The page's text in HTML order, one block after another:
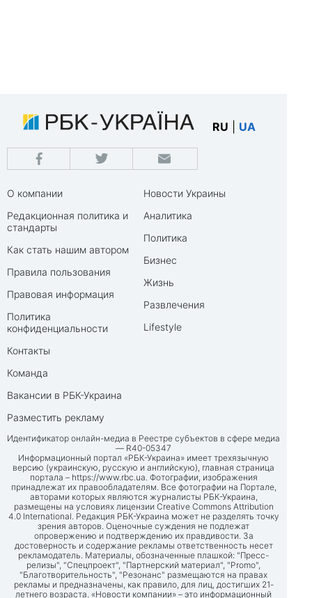
RU UA
О компании
Редакционная политика и
стандарты
Как стать нашим автором
Правила пользования
Правовая информация
Политика
конфиденциальности
Контакты
Команда
Вакансии в РБК-Украина
Разместить рекламу
Новости Украины
Аналитика
Политика
Бизнес
Жизнь
Развлечения
Lifestyle
Идентификатор онлайн-медиа в Реестре субъектов в сфере медиа
— R40-05347
Информационный портал «РБК-Украина» имеет трехязычную
версию (украинскую, русскую и английскую), главная страница
портала – https://www.rbc.ua. Фотографии, изображения
принадлежат их правообладателям. Все фотографии на Портале,
авторами которых являются журналисты РБК-Украина,
размещены на условиях лицензии Creative Commons Attribution
4.0 International. Редакция РБК-Украина может не разделять точку
зрения авторов. Оценочные суждения не подлежат
опровержению и подтверждению их правдивости. За
достоверность и содержание рекламы ответственность несет
рекламодатель. Материалы, обозначенные плашкой: "Пресс-
релизы", "Спецпроект", "Партнерский материал", "Promo",
"Благотворительность", "Резонанс" размещаются на правах
рекламы и предназначены, как правило, для лиц, достигших 21-
летнего возраста. «Новости компании» – это информационный